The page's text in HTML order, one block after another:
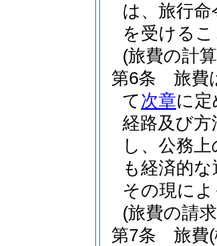
は、旅行
を受ける
(旅費の計
第6条
旅費
て次章に
経路及び
し、公務
も経済的
その現に
(旅費の請
第7条
旅費